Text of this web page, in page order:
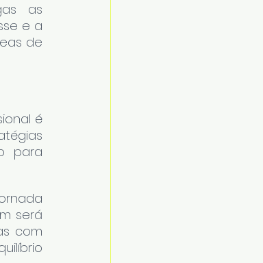
as
e a
de
é
para
será
com